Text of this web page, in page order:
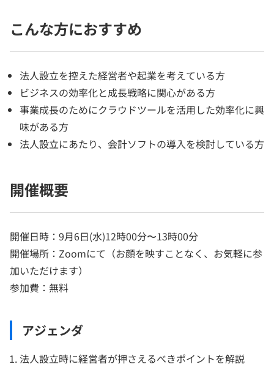
こんな方におすすめ
法人設立を控えた経営者や起業を考えている方
ビジネスの効率化と成長戦略に関心がある方
事業成長のためにクラウドツールを活用した効率化に興
味がある方
法人設立にあたり、会計ソフトの導入を検討している方
開催概要
開催日時：9月6日(水)12時00分〜13時00分
開催場所：Zoomにて（お顔を映すことなく、お気軽に参
加いただけます）
参加費：無料
アジェンダ
法人設立時に経営者が押さえるべきポイントを解説